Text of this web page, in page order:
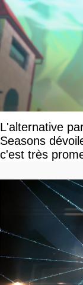
L'alternative
Seasons
c'est très